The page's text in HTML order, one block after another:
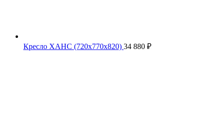
Кресло ХАНС (720х770х820) 34 880 ₽